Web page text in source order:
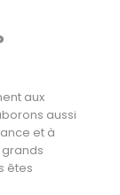
aux
aussi
et à
êtes